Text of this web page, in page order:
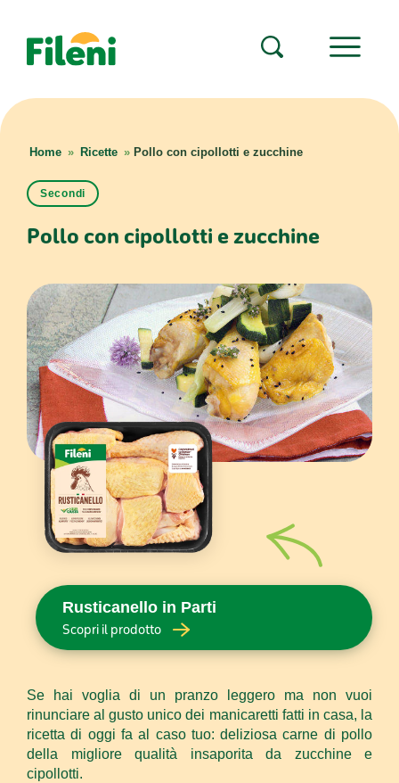
Home » Ricette » Pollo con cipollotti e zucchine
Secondi
Pollo con cipollotti e zucchine
Rusticanello in Parti
Scopri il prodotto
Se hai voglia di un pranzo leggero ma non vuoi
rinunciare al gusto unico dei manicaretti fatti in casa, la
ricetta di oggi fa al caso tuo: deliziosa carne di pollo
della migliore qualità insaporita da zucchine e
cipollotti.